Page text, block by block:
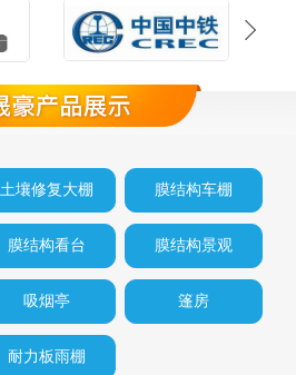
土壤修复大棚 膜结构车棚
膜结构看台 膜结构景观
吸烟亭 篷房
耐力板雨棚